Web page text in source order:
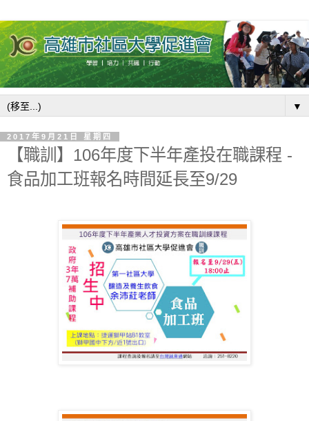
▼
2017年9月21日 星期四
【職訓】106年度下半年產投在職課程 -
食品加工班報名時間延長至9/29